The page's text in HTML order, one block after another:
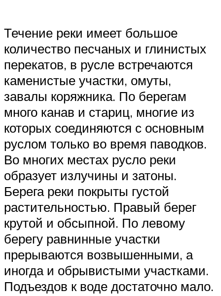
Течение реки имеет большое
количество песчаных и глинистых
перекатов, в русле встречаются
каменистые участки, омуты,
завалы коряжника. По берегам
много канав и стариц, многие из
которых соединяются с основным
руслом только во время паводков.
Во многих местах русло реки
образует излучины и затоны.
Берега реки покрыты густой
растительностью. Правый берег
крутой и обсыпной. По левому
берегу равнинные участки
прерываются возвышенными, а
иногда и обрывистыми участками.
Подъездов к воде достаточно мало.